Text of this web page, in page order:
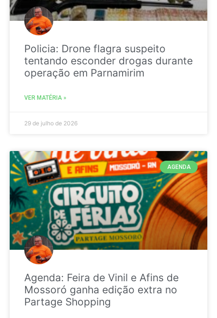
Policia: Drone flagra suspeito
tentando esconder drogas durante
operação em Parnamirim
VER MATÉRIA »
29 de julho de 2026
AGENDA
Agenda: Feira de Vinil e Afins de
Mossoró ganha edição extra no
Partage Shopping